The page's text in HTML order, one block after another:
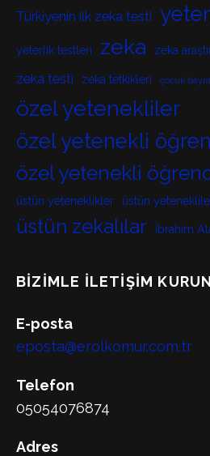
Türkiyenin ilk zeka testi
yeterlik testleri zeka zeka
zeka testi zeka tetkikleri çocuk
özel yetenekliler
özel yetenekli
özel yetenekli
üstün yeteneklikler üstün
üstün zekalılar İbrahim
BIZIMLE İLETIŞIM KURUN
E-posta
eposta@erolkomur.com.tr
Telefon
05054076874
Adres